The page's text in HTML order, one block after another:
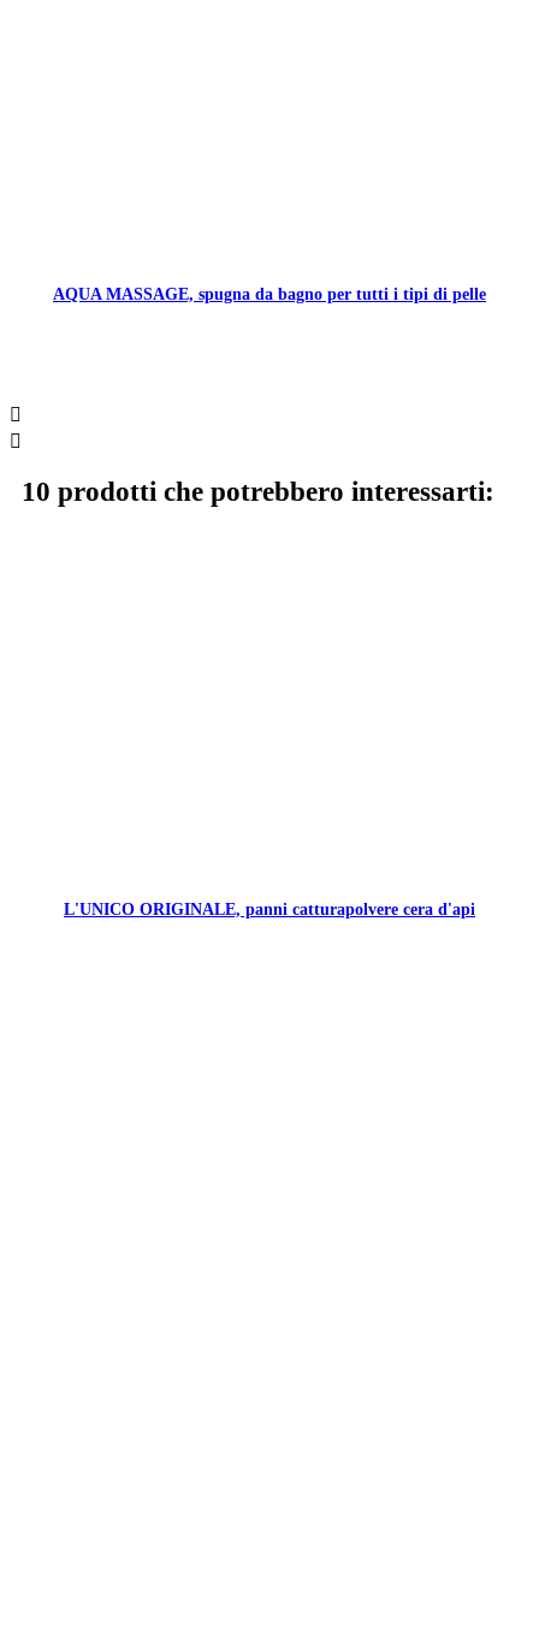
AQUA MASSAGE, spugna da bagno per tutti i tipi di pelle


10 prodotti che potrebbero interessarti:
L'UNICO ORIGINALE, panni catturapolvere cera d'api